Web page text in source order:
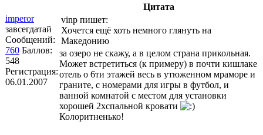
imperor
завсегдатай
Сообщений:
760 Баллов:
548
Регистрация:
06.01.2007
Цитата
vinp пишет:
Хочется ещё хоть немного глянуть на
Македонию
за озеро не скажу, а в целом страна прикольная.
Может встретиться (к примеру) в почти кишлаке
отель о 6ти этажей весь в утюженном мраморе и
граните, с номерами для игры в футбол, и
ванной комнатой с местом для установки
хорошей 2хспальной кровати
Колоритненько!